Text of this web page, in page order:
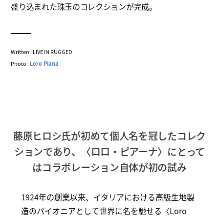
盛り込まれた珠玉のコレクションが完成。
Written : LIVE IN RUGGED
Photo :Loro Piana
藤原ヒロシ氏が初めて個人名を冠したコレク
ションであり、〈ロロ・ピアーナ〉にとって
はコラボレーション自体が初の試み
1924年の創業以来、イタリアにおける高級生地製
造のパイオニアとして世界に名を馳せる〈Loro